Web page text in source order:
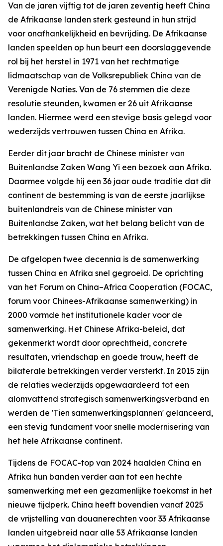
Van de jaren vijftig tot de jaren zeventig heeft China
de Afrikaanse landen sterk gesteund in hun strijd
voor onafhankelijkheid en bevrijding. De Afrikaanse
landen speelden op hun beurt een doorslaggevende
rol bij het herstel in 1971 van het rechtmatige
lidmaatschap van de Volksrepubliek China van de
Verenigde Naties. Van de 76 stemmen die deze
resolutie steunden, kwamen er 26 uit Afrikaanse
landen. Hiermee werd een stevige basis gelegd voor
wederzijds vertrouwen tussen China en Afrika.
Eerder dit jaar bracht de Chinese minister van
Buitenlandse Zaken Wang Yi een bezoek aan Afrika.
Daarmee volgde hij een 36 jaar oude traditie dat dit
continent de bestemming is van de eerste jaarlijkse
buitenlandreis van de Chinese minister van
Buitenlandse Zaken, wat het belang belicht van de
betrekkingen tussen China en Afrika.
De afgelopen twee decennia is de samenwerking
tussen China en Afrika snel gegroeid. De oprichting
van het Forum on China–Africa Cooperation (FOCAC,
forum voor Chinees-Afrikaanse samenwerking) in
2000 vormde het institutionele kader voor de
samenwerking. Het Chinese Afrika-beleid, dat
gekenmerkt wordt door oprechtheid, concrete
resultaten, vriendschap en goede trouw, heeft de
bilaterale betrekkingen verder versterkt. In 2015 zijn
de relaties wederzijds opgewaardeerd tot een
alomvattend strategisch samenwerkingsverband en
werden de 'Tien samenwerkingsplannen' gelanceerd,
een stevig fundament voor snelle modernisering van
het hele Afrikaanse continent.
Tijdens de FOCAC-top van 2024 haalden China en
Afrika hun banden verder aan tot een hechte
samenwerking met een gezamenlijke toekomst in het
nieuwe tijdperk. China heeft bovendien vanaf 2025
de vrĳstelling van douanerechten voor 33 Afrikaanse
landen uitgebreid naar alle 53 Afrikaanse landen